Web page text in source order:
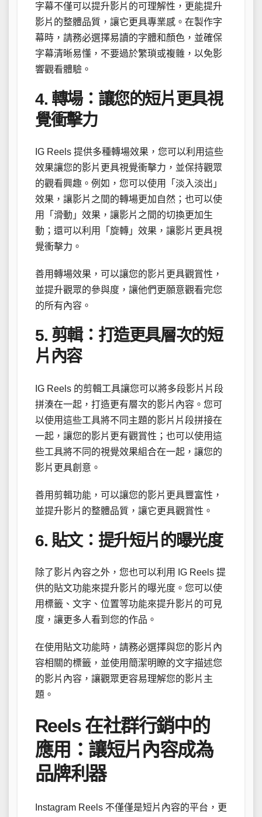
字幕不僅可以提升影片的可理解性，更能提升
影片的整體品質，讓它更具專業感。在製作字
幕時，請務必選擇易讀的字體和顏色，並確保
字幕清晰易懂，不要過於繁瑣或複雜，以免影
響觀看體驗。
4. 轉場：讓您的短片更具視
覺衝擊力
IG Reels 提供多種轉場效果，您可以利用這些
效果讓您的影片更具視覺衝擊力，並保持觀眾
的觀看興趣。例如，您可以使用「淡入淡出」
效果，讓影片之間的轉場更加自然；也可以使
用「滑動」效果，讓影片之間的切換更加生
動；還可以利用「旋轉」效果，讓影片更具視
覺衝擊力。
善用轉場效果，可以讓您的影片更具觀賞性，
並提升觀眾的參與度，讓他們更願意觀看完您
的所有內容。
5. 剪輯：打造更具層次的短
片內容
IG Reels 的剪輯工具讓您可以將多段影片片段
拼湊在一起，打造更有層次的影片內容。您可
以使用這些工具將不同主題的影片片段拼接在
一起，讓您的影片更有觀賞性；也可以使用這
些工具將不同的視覺效果組合在一起，讓您的
影片更具創意。
善用剪輯功能，可以讓您的影片更具豐富性，
並提升影片的整體品質，讓它更具觀賞性。
6. 貼文：提升短片的曝光度
除了影片內容之外，您也可以利用 IG Reels 提
供的貼文功能來提升影片的曝光度。您可以使
用標籤、文字、位置等功能來提升影片的可見
度，讓更多人看到您的作品。
在使用貼文功能時，請務必選擇與您的影片內
容相關的標籤，並使用簡潔明瞭的文字描述您
的影片內容，讓觀眾更容易理解您的影片主
題。
Reels 在社群行銷中的
應用：讓短片內容成為
品牌利器
Instagram Reels 不僅僅是短片內容的平台，更